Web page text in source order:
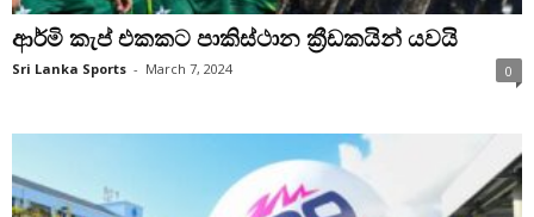
ආර්මි කැප් එකකට පාකිස්ථාන ක්‍රීඩකයින් යවයි
Sri Lanka Sports - March 7, 2024 0